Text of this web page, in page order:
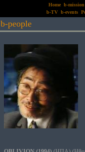
Home b-mission
b-TV b-events
b-people